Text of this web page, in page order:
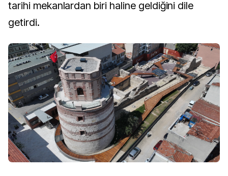
tarihi mekanlardan biri haline geldiğini dile
getirdi.